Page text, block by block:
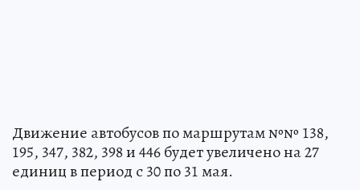
Движение автобусов по маршрутам №№ 138,
195, 347, 382, 398 и 446 будет увеличено на 27
единиц в период с 30 по 31 мая.